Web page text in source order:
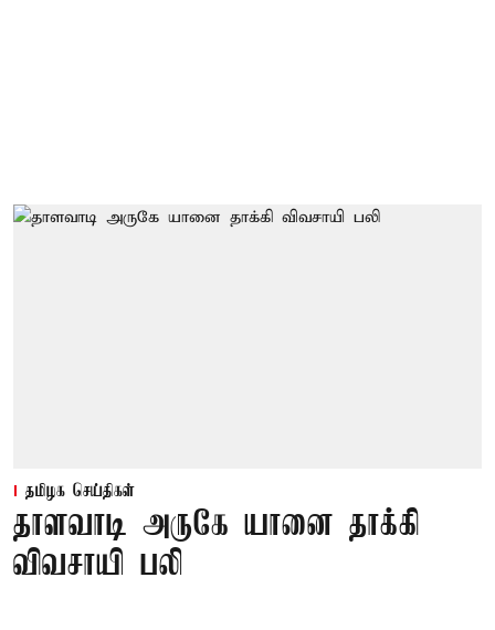
தமிழக செய்திகள்
தாளவாடி அருகே யானை தாக்கி
விவசாயி பலி